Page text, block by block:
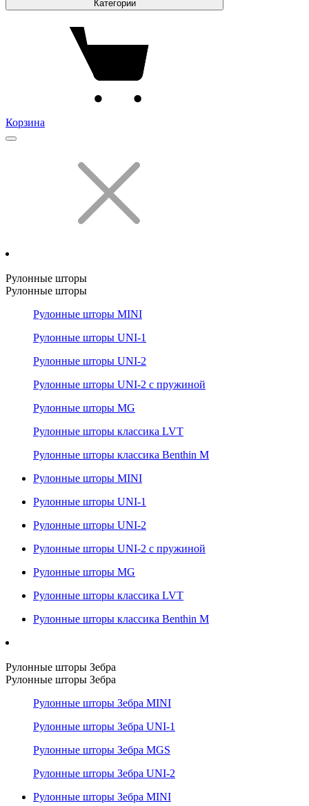
Категории
Корзина
Рулонные шторы
Рулонные шторы
Рулонные шторы MINI
Рулонные шторы UNI-1
Рулонные шторы UNI-2
Рулонные шторы UNI-2 с пружиной
Рулонные шторы MG
Рулонные шторы классика LVT
Рулонные шторы классика Benthin M
Рулонные шторы MINI
Рулонные шторы UNI-1
Рулонные шторы UNI-2
Рулонные шторы UNI-2 с пружиной
Рулонные шторы MG
Рулонные шторы классика LVT
Рулонные шторы классика Benthin M
Рулонные шторы Зебра
Рулонные шторы Зебра
Рулонные шторы Зебра MINI
Рулонные шторы Зебра UNI-1
Рулонные шторы Зебра MGS
Рулонные шторы Зебра UNI-2
Рулонные шторы Зебра MINI